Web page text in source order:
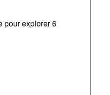
pour explorer 6